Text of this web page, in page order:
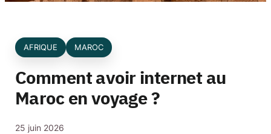
AFRIQUE MAROC
Comment avoir internet au
Maroc en voyage ?
25 juin 2026